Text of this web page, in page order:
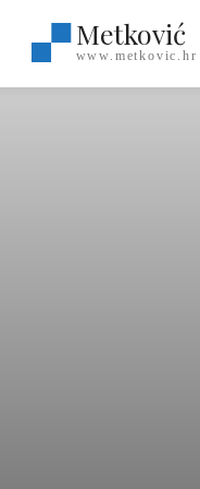
Metković
www.metkovic.hr